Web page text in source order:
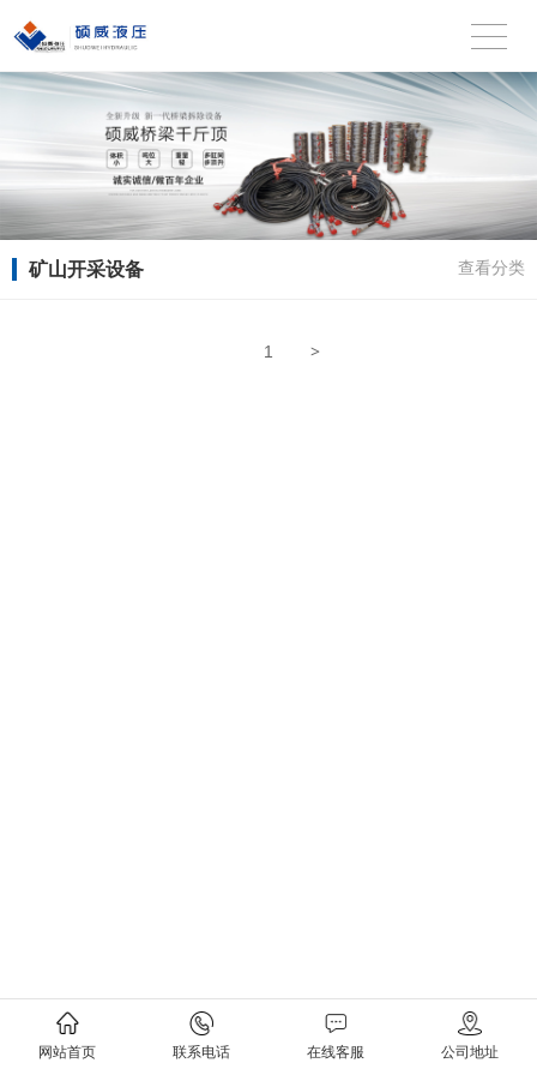
矿山开采设备 查看分类
1 >
网站首页 联系电话 在线客服 公司地址